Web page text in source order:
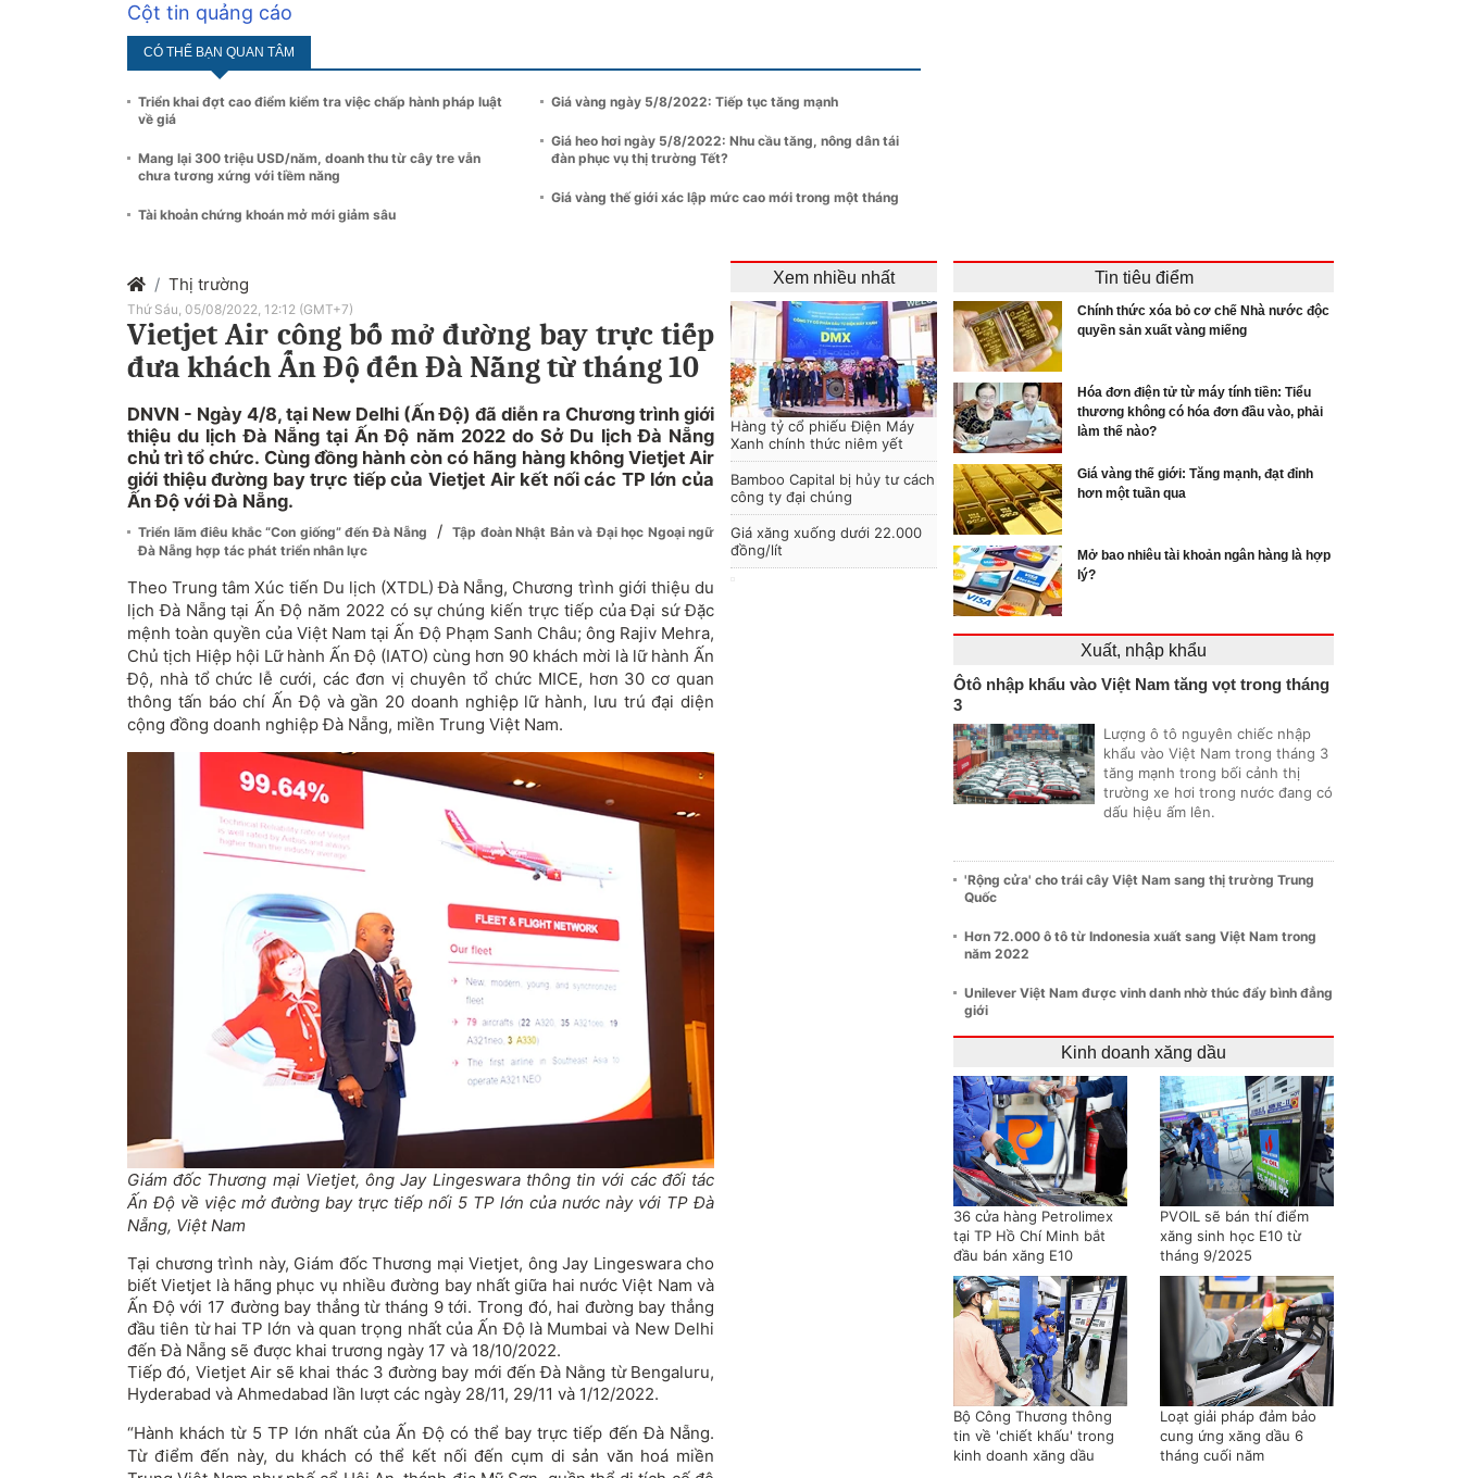
Cột tin quảng cáo
CÓ THỂ BẠN QUAN TÂM
Triển khai đợt cao điểm kiểm tra việc chấp hành pháp luật
về giá
Mang lại 300 triệu USD/năm, doanh thu từ cây tre vẫn
chưa tương xứng với tiềm năng
Tài khoản chứng khoán mở mới giảm sâu
Giá vàng ngày 5/8/2022: Tiếp tục tăng mạnh
Giá heo hơi ngày 5/8/2022: Nhu cầu tăng, nông dân tái
đàn phục vụ thị trường Tết?
Giá vàng thế giới xác lập mức cao mới trong một tháng
Thị trường
Thứ Sáu, 05/08/2022, 12:12 (GMT+7)
Vietjet Air công bố mở đường bay trực tiếp
đưa khách Ấn Độ đến Đà Nẵng từ tháng 10
DNVN - Ngày 4/8, tại New Delhi (Ấn Độ) đã diễn ra Chương trình giới
thiệu du lịch Đà Nẵng tại Ấn Độ năm 2022 do Sở Du lịch Đà Nẵng
chủ trì tổ chức. Cùng đồng hành còn có hãng hàng không Vietjet Air
giới thiệu đường bay trực tiếp của Vietjet Air kết nối các TP lớn của
Ấn Độ với Đà Nẵng.
Triển lãm điêu khắc “Con giống” đến Đà Nẵng /
Tập đoàn Nhật Bản và Đại học Ngoại ngữ
Đà Nẵng hợp tác phát triển nhân lực
Theo Trung tâm Xúc tiến Du lịch (XTDL) Đà Nẵng, Chương trình giới thiệu du
lịch Đà Nẵng tại Ấn Độ năm 2022 có sự chúng kiến trực tiếp của Đại sứ Đặc
mệnh toàn quyền của Việt Nam tại Ấn Độ Phạm Sanh Châu; ông Rajiv Mehra,
Chủ tịch Hiệp hội Lữ hành Ấn Độ (IATO) cùng hơn 90 khách mời là lữ hành Ấn
Độ, nhà tổ chức lễ cưới, các đơn vị chuyên tổ chức MICE, hơn 30 cơ quan
thông tấn báo chí Ấn Độ và gần 20 doanh nghiệp lữ hành, lưu trú đại diện
cộng đồng doanh nghiệp Đà Nẵng, miền Trung Việt Nam.
Giám đốc Thương mại Vietjet, ông Jay Lingeswara thông tin với các đối tác
Ấn Độ về việc mở đường bay trực tiếp nối 5 TP lớn của nước này với TP Đà
Nẵng, Việt Nam
Tại chương trình này, Giám đốc Thương mại Vietjet, ông Jay Lingeswara cho
biết Vietjet là hãng phục vụ nhiều đường bay nhất giữa hai nước Việt Nam và
Ấn Độ với 17 đường bay thẳng từ tháng 9 tới. Trong đó, hai đường bay thẳng
đầu tiên từ hai TP lớn và quan trọng nhất của Ấn Độ là Mumbai và New Delhi
đến Đà Nẵng sẽ được khai trương ngày 17 và 18/10/2022.
Tiếp đó, Vietjet Air sẽ khai thác 3 đường bay mới đến Đà Nằng từ Bengaluru,
Hyderabad và Ahmedabad lần lượt các ngày 28/11, 29/11 và 1/12/2022.
“Hành khách từ 5 TP lớn nhất của Ấn Độ có thể bay trực tiếp đến Đà Nẵng.
Từ điểm đến này, du khách có thể kết nối đến cụm di sản văn hoá miền
Xem nhiều nhất
Hàng tỷ cổ phiếu Điện Máy
Xanh chính thức niêm yết
Bamboo Capital bị hủy tư cách
công ty đại chúng
Giá xăng xuống dưới 22.000
đồng/lít
Tin tiêu điểm
Chính thức xóa bỏ cơ chế Nhà nước độc
quyền sản xuất vàng miếng
Hóa đơn điện tử từ máy tính tiền: Tiểu
thương không có hóa đơn đầu vào, phải
làm thế nào?
Giá vàng thế giới: Tăng mạnh, đạt đỉnh
hơn một tuần qua
Mở bao nhiêu tài khoản ngân hàng là hợp
lý?
Xuất, nhập khẩu
Ôtô nhập khẩu vào Việt Nam tăng vọt trong tháng
3
Lượng ô tô nguyên chiếc nhập
khẩu vào Việt Nam trong tháng 3
tăng mạnh trong bối cảnh thị
trường xe hơi trong nước đang có
dấu hiệu ấm lên.
'Rộng cửa' cho trái cây Việt Nam sang thị trường Trung
Quốc
Hơn 72.000 ô tô từ Indonesia xuất sang Việt Nam trong
năm 2022
Unilever Việt Nam được vinh danh nhờ thúc đẩy bình đẳng
giới
Kinh doanh xăng dầu
36 cửa hàng Petrolimex
tại TP Hồ Chí Minh bắt
đầu bán xăng E10
PVOIL sẽ bán thí điểm
xăng sinh học E10 từ
tháng 9/2025
Bộ Công Thương thông
tin về 'chiết khấu' trong
kinh doanh xăng dầu
Loạt giải pháp đảm bảo
cung ứng xăng dầu 6
tháng cuối năm